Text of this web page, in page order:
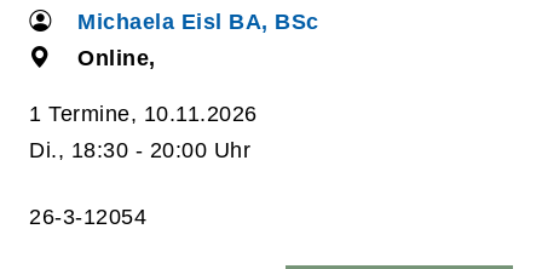
Michaela Eisl BA, BSc
Online,
1 Termine, 10.11.2026
Di., 18:30 - 20:00 Uhr
26-3-12054